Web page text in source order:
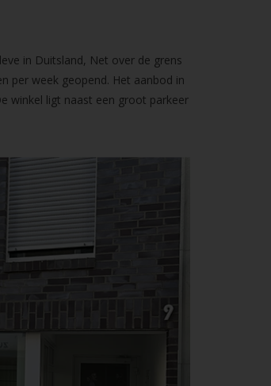
in Duitsland, Net over de grens
per week geopend. Het aanbod in
winkel ligt naast een groot parkeer